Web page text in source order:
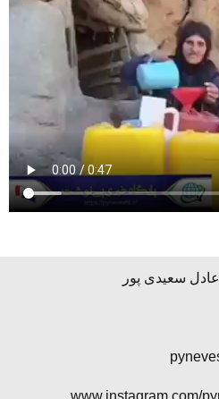
عادل سعیدی پور